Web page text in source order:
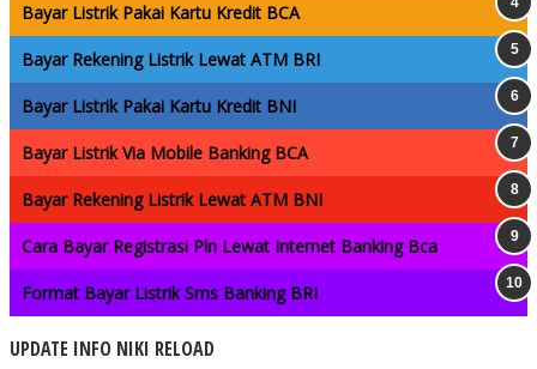
Bayar Listrik Pakai Kartu Kredit BCA
Bayar Rekening Listrik Lewat ATM BRI
Bayar Listrik Pakai Kartu Kredit BNI
Bayar Listrik Via Mobile Banking BCA
Bayar Rekening Listrik Lewat ATM BNI
Cara Bayar Registrasi Pln Lewat Internet Banking Bca
Format Bayar Listrik Sms Banking BRI
UPDATE INFO NIKI RELOAD